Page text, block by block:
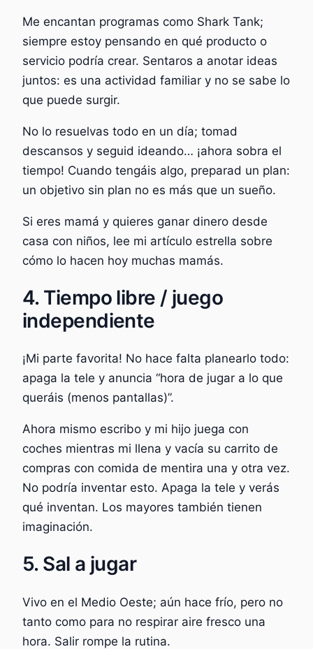
Me encantan programas como Shark Tank;
siempre estoy pensando en qué producto o
servicio podría crear. Sentaros a anotar ideas
juntos: es una actividad familiar y no se sabe lo
que puede surgir.
No lo resuelvas todo en un día; tomad
descansos y seguid ideando… ¡ahora sobra el
tiempo! Cuando tengáis algo, preparad un plan:
un objetivo sin plan no es más que un sueño.
Si eres mamá y quieres ganar dinero desde
casa con niños, lee mi artículo estrella sobre
cómo lo hacen hoy muchas mamás.
4. Tiempo libre / juego
independiente
¡Mi parte favorita! No hace falta planearlo todo:
apaga la tele y anuncia “hora de jugar a lo que
queráis (menos pantallas)”.
Ahora mismo escribo y mi hijo juega con
coches mientras mi llena y vacía su carrito de
compras con comida de mentira una y otra vez.
No podría inventar esto. Apaga la tele y verás
qué inventan. Los mayores también tienen
imaginación.
5. Sal a jugar
Vivo en el Medio Oeste; aún hace frío, pero no
tanto como para no respirar aire fresco una
hora. Salir rompe la rutina.